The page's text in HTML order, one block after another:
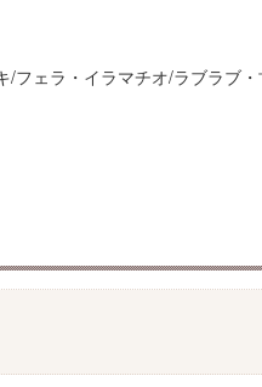
/フェラ・イラマチオ/ラブラブ